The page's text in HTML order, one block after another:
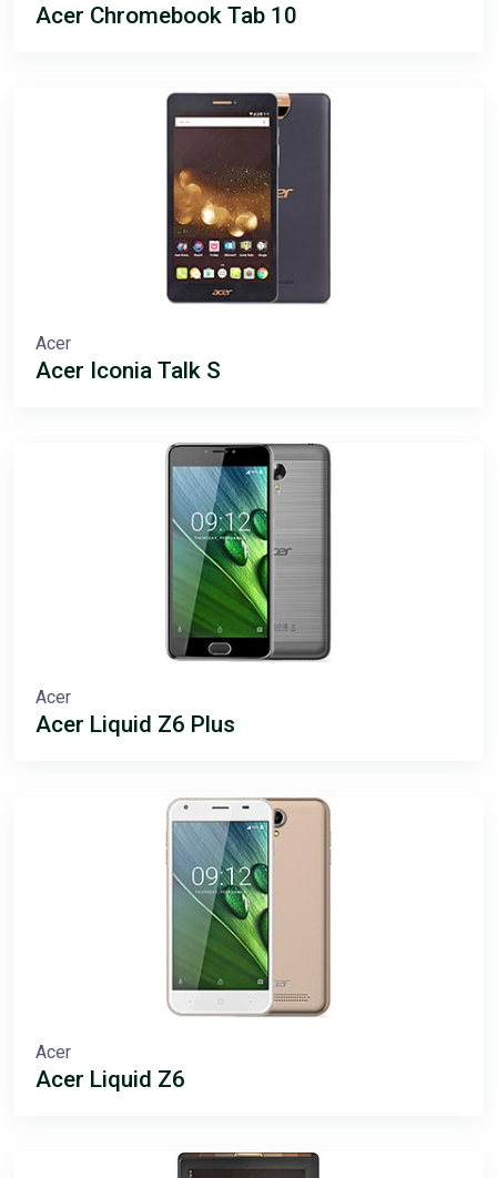
Acer Chromebook Tab 10
Acer
Acer Iconia Talk S
Acer
Acer Liquid Z6 Plus
Acer
Acer Liquid Z6